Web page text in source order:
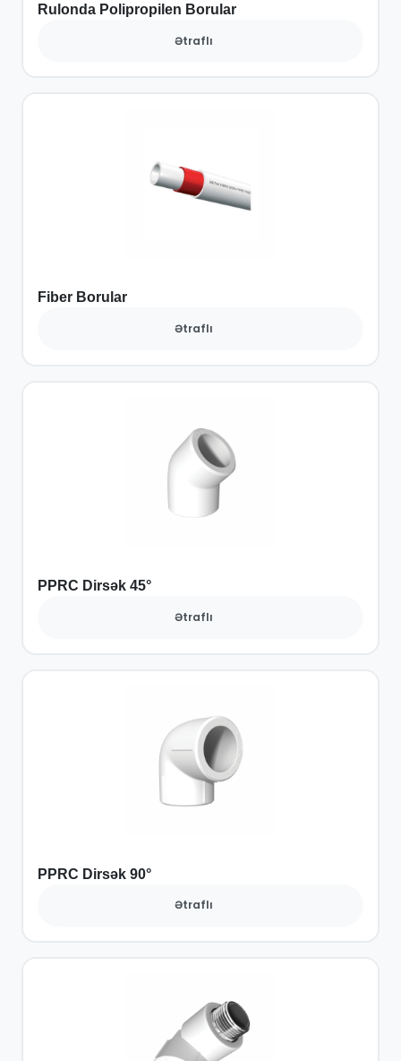
Rulonda Polipropilen Borular
Ətraflı
Fiber Borular
Ətraflı
PPRC Dirsək 45°
Ətraflı
PPRC Dirsək 90°
Ətraflı